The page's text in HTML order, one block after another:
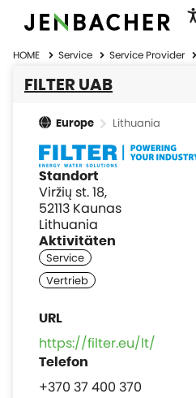
HOME Service Service Provider
FILTER UAB
Europe Lithuania
Standort
Viržių st. 18,
52113 Kaunas
Lithuania
Aktivitäten
https://filter.eu/lt/
+370 37 400 370